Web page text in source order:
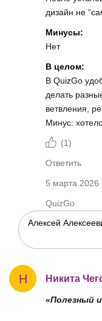
дизайн не
Минусы:
Нет
В целом:
В QuizGo
делать
ветвления,
Минус:
(1)
Ответить
5 марта 2026
QuizGo
Н Никита
«Полезный